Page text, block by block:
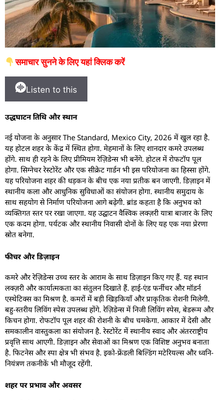
समाचार सुनने के लिए यहां क्लिक करें
Listen to this
उद्धघाटन तिथि और स्थान
नई योजना के अनुसार The Standard, Mexico City, 2026 में खुल रहा है.
यह होटल शहर के केंद्र में स्थित होगा. मेहमानों के लिए शानदार कमरे उपलब्ध
होंगे. साथ ही रहने के लिए प्रीमियम रेज़िडेन्स भी बनेंगे. होटल में रोफटॉप पूल
होगा. सिग्नेचर रेस्टोरेंट और एक सीक्रेट गार्डन भी इस परियोजना का हिस्सा होंगे.
यह परियोजना शहर की धड़कन के बीच एक नया प्रतीक बन जाएगी. डिज़ाइन में
स्थानीय कला और आधुनिक सुविधाओं का संयोजन होगा. स्थानीय समुदाय के
साथ सहयोग से निर्माण परियोजना आगे बढ़ेगी. ब्रांड कहता है कि अनुभव को
व्यक्तिगत स्तर पर रखा जाएगा. यह उद्घाटन वैश्विक लक्ज़री यात्रा बाजार के लिए
एक कदम होगा. पर्यटक और स्थानीय निवासी दोनों के लिए यह एक नया प्रेरणा
स्रोत बनेगा.
फीचर और डिज़ाइन
कमरे और रेज़िडेन्स उच्च स्तर के आराम के साथ डिज़ाइन किए गए हैं. यह स्थान
लक्ज़री और कार्यात्मकता का संतुलन दिखाते हैं. हाई-एंड फर्नीचर और मॉडर्न
एस्थेटिक्स का मिश्रण है. कमरों में बड़ी खिड़कियाँ और प्राकृतिक रोशनी मिलेगी.
बहु-स्तरीय लिविंग स्पेस उपलब्ध होंगे. रेज़िडेन्स में निजी लिविंग स्पेस, बेडरूम और
किचन होगा. रोफटॉप पूल शहर की रोशनी के बीच चमकेगा. आकार में देसी और
समकालीन वास्तुकला का संयोजन है. रेस्टोरेंट में स्थानीय स्वाद और अंतरराष्ट्रीय
प्रवृत्ति साथ आएगी. डिज़ाइन और सेवाओं का मिश्रण एक विशिष्ट अनुभव बनाता
है. फिटनेस और स्पा क्षेत्र भी संभव है. इको-फ्रेंडली बिल्डिंग मटेरियल्स और ध्वनि-
नियंत्रण तकनीकें भी मौजूद रहेंगी.
शहर पर प्रभाव और अवसर